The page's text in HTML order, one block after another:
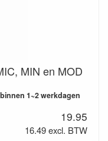
MIN en MOD
1~2 werkdagen
19.95
16.49 excl. BTW